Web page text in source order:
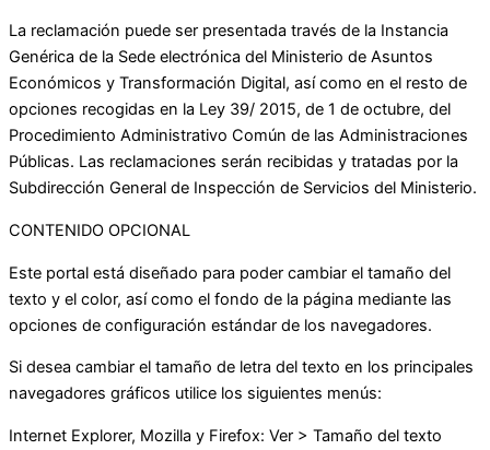
La reclamación puede ser presentada través de la Instancia
Genérica de la Sede electrónica del Ministerio de Asuntos
Económicos y Transformación Digital, así como en el resto de
opciones recogidas en la Ley 39/ 2015, de 1 de octubre, del
Procedimiento Administrativo Común de las Administraciones
Públicas. Las reclamaciones serán recibidas y tratadas por la
Subdirección General de Inspección de Servicios del Ministerio.
CONTENIDO OPCIONAL
Este portal está diseñado para poder cambiar el tamaño del
texto y el color, así como el fondo de la página mediante las
opciones de configuración estándar de los navegadores.
Si desea cambiar el tamaño de letra del texto en los principales
navegadores gráficos utilice los siguientes menús:
Internet Explorer, Mozilla y Firefox: Ver > Tamaño del texto